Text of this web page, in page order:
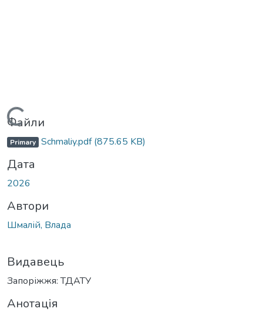
Вантажиться...
Файли
Primary Schmaliy.pdf(875.65 KB)
Дата
2026
Автори
Шмалій, Влада
Видавець
Запоріжжя: ТДАТУ
Анотація